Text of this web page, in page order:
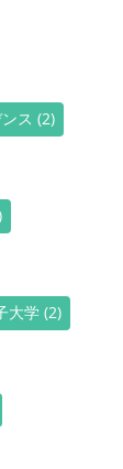
ス (2)
大学 (2)